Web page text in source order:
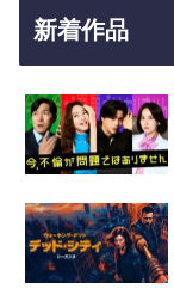
新着作品